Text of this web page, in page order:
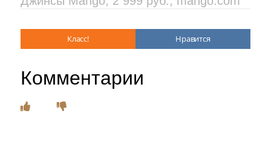
Класс! Нравится
Комментарии